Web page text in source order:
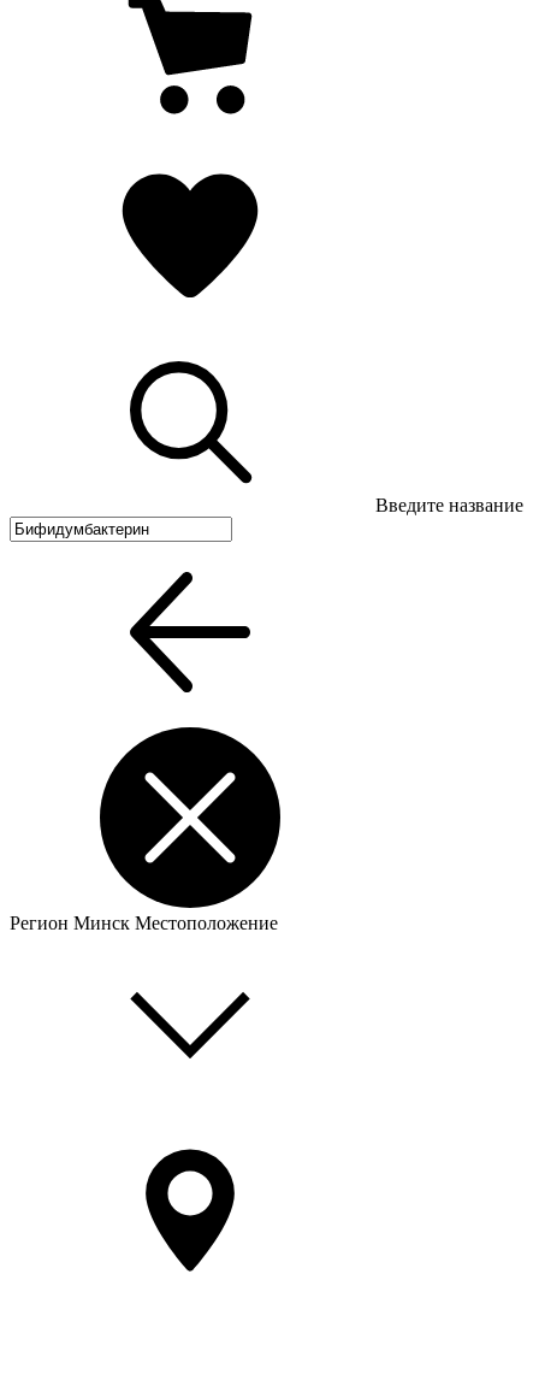
Введите название
Регион Минск Местоположение